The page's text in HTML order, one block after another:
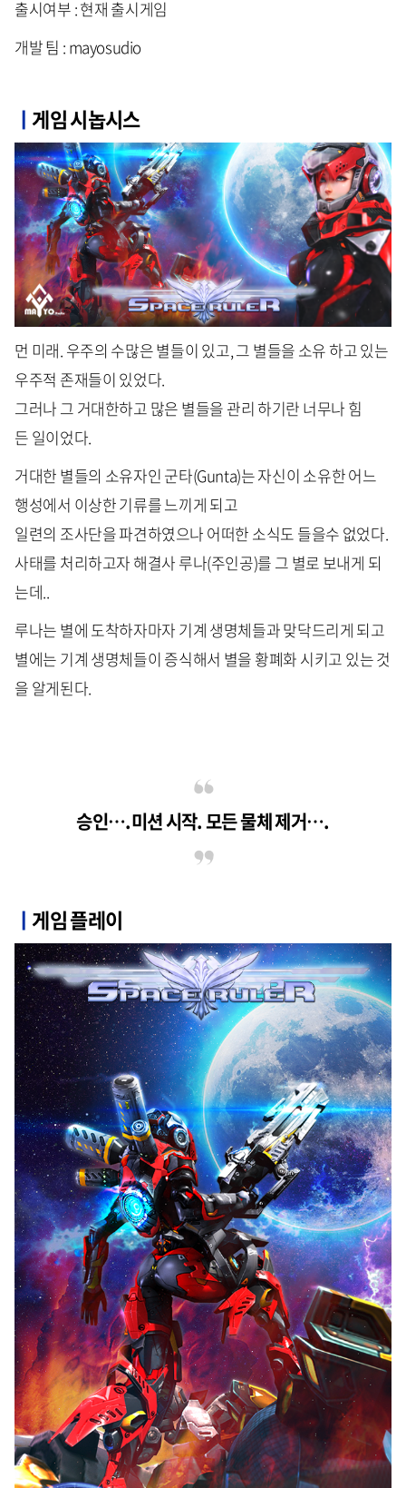
출시여부 : 현재 출시게임
개발 팀 : mayosudio
ㅣ게임 시놉시스
먼 미래. 우주의 수많은 별들이 있고, 그 별들을 소유 하고 있는
우주적 존재들이 있었다.
그러나 그 거대한하고 많은 별들을 관리 하기란 너무나 힘
든 일이었다.
거대한 별들의 소유자인 군타(Gunta)는 자신이 소유한 어느
행성에서 이상한 기류를 느끼게 되고
일련의 조사단을 파견하였으나 어떠한 소식도 들을수 없었다.
사태를 처리하고자 해결사 루나(주인공)를 그 별로 보내게 되
는데..
루나는 별에 도착하자마자 기계 생명체들과 맞닥드리게 되고
별에는 기계 생명체들이 증식해서 별을 황폐화 시키고 있는 것
을 알게된다.
승인….미션 시작. 모든 물체 제거….
ㅣ게임 플레이